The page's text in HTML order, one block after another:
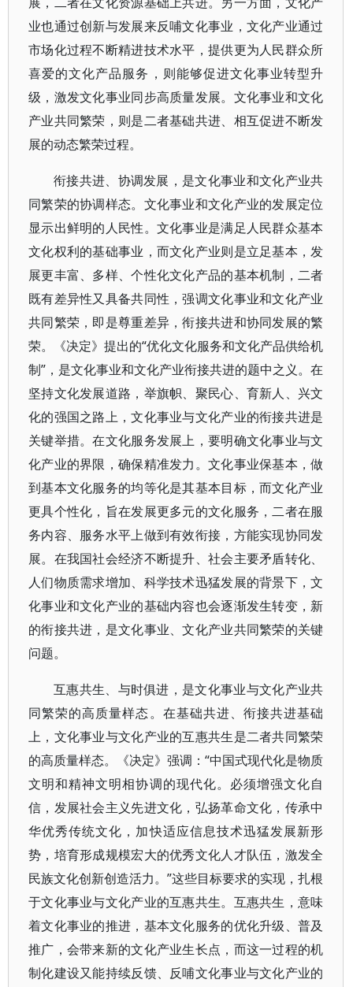
业也通过创新与发展来反哺文化事业，文化产业通过
市场化过程不断精进技术水平，提供更为人民群众所
喜爱的文化产品服务，则能够促进文化事业转型升
级，激发文化事业同步高质量发展。文化事业和文化
产业共同繁荣，则是二者基础共进、相互促进不断发
展的动态繁荣过程。
衔接共进、协调发展，是文化事业和文化产业共
同繁荣的协调样态。文化事业和文化产业的发展定位
显示出鲜明的人民性。文化事业是满足人民群众基本
文化权利的基础事业，而文化产业则是立足基本，发
展更丰富、多样、个性化文化产品的基本机制，二者
既有差异性又具备共同性，强调文化事业和文化产业
共同繁荣，即是尊重差异，衔接共进和协同发展的繁
荣。《决定》提出的“优化文化服务和文化产品供给机
制”，是文化事业和文化产业衔接共进的题中之义。在
坚持文化发展道路，举旗帜、聚民心、育新人、兴文
化的强国之路上，文化事业与文化产业的衔接共进是
关键举措。在文化服务发展上，要明确文化事业与文
化产业的界限，确保精准发力。文化事业保基本，做
到基本文化服务的均等化是其基本目标，而文化产业
更具个性化，旨在发展更多元的文化服务，二者在服
务内容、服务水平上做到有效衔接，方能实现协同发
展。在我国社会经济不断提升、社会主要矛盾转化、
人们物质需求增加、科学技术迅猛发展的背景下，文
化事业和文化产业的基础内容也会逐渐发生转变，新
的衔接共进，是文化事业、文化产业共同繁荣的关键
问题。
互惠共生、与时俱进，是文化事业与文化产业共
同繁荣的高质量样态。在基础共进、衔接共进基础
上，文化事业与文化产业的互惠共生是二者共同繁荣
的高质量样态。《决定》强调：“中国式现代化是物质
文明和精神文明相协调的现代化。必须增强文化自
信，发展社会主义先进文化，弘扬革命文化，传承中
华优秀传统文化，加快适应信息技术迅猛发展新形
势，培育形成规模宏大的优秀文化人才队伍，激发全
民族文化创新创造活力。”这些目标要求的实现，扎根
于文化事业与文化产业的互惠共生。互惠共生，意味
着文化事业的推进，基本文化服务的优化升级、普及
推广，会带来新的文化产业生长点，而这一过程的机
制化建设又能持续反馈、反哺文化事业与文化产业的